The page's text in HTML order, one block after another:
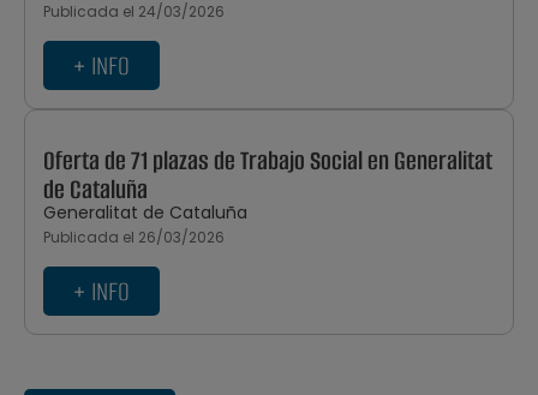
Publicada el 24/03/2026
+ INFO
Oferta de 71 plazas de Trabajo Social en Generalitat
de Cataluña
Generalitat de Cataluña
Publicada el 26/03/2026
+ INFO